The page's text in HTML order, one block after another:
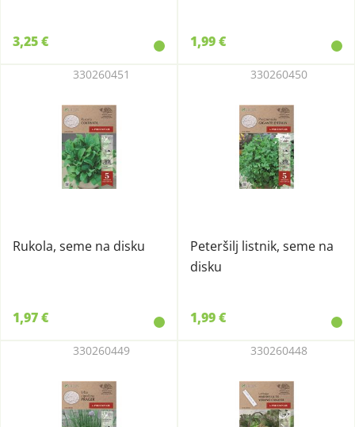
3,25 € 1,99 €
Rukola, seme na disku
330260451
1,97 €
Peteršilj listnik, seme na
disku
330260450
1,99 €
330260449 330260448